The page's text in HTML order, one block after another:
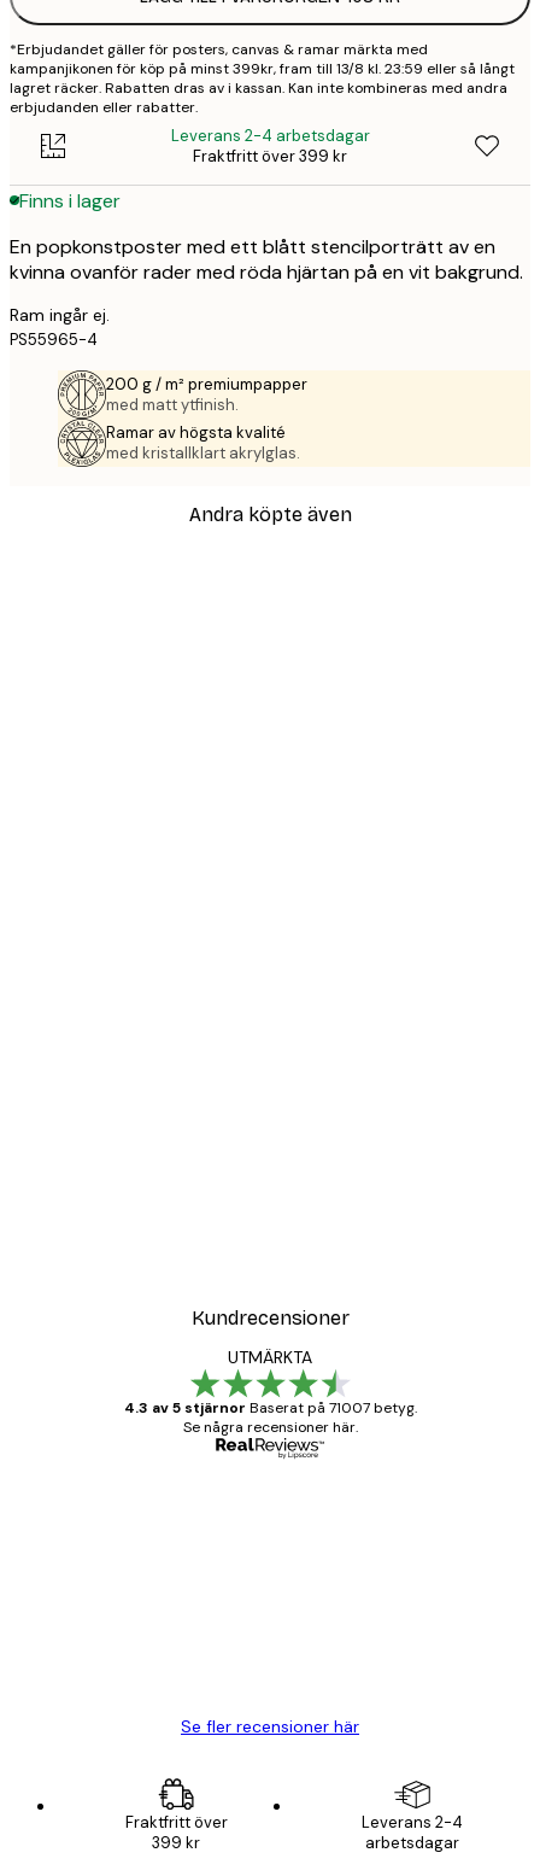
*Erbjudandet gäller för posters, canvas & ramar märkta med
kampanjikonen för köp på minst 399kr, fram till 13/8 kl. 23:59 eller så långt
lagret räcker. Rabatten dras av i kassan. Kan inte kombineras med andra
erbjudanden eller rabatter.
Leverans 2-4 arbetsdagar
Fraktfritt över 399 kr
Finns i lager
En popkonstposter med ett blått stencilporträtt av en
kvinna ovanför rader med röda hjärtan på en vit bakgrund.
Ram ingår ej.
PS55965-4
200 g / m² premiumpapper
med matt ytfinish.
Ramar av högsta kvalité
med kristallklart akrylglas.
Andra köpte även
Kundrecensioner
UTMÄRKTA
4.3 av 5 stjärnor Baserat på 71007 betyg.
Se några recensioner här.
Se fler recensioner här
Fraktfritt över
399 kr
Leverans 2-4
arbetsdagar